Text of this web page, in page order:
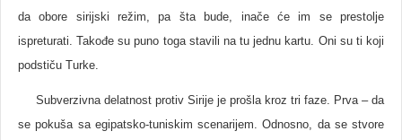
da obore sirijski režim, pa šta bude, inače će im se prestolje
ispreturati. Takođe su puno toga stavili na tu jednu kartu. Oni su ti koji
podstiču Turke.
Subverzivna delatnost protiv Sirije je prošla kroz tri faze. Prva – da
se pokuša sa egipatsko-tuniskim scenarijem. Odnosno, da se stvore